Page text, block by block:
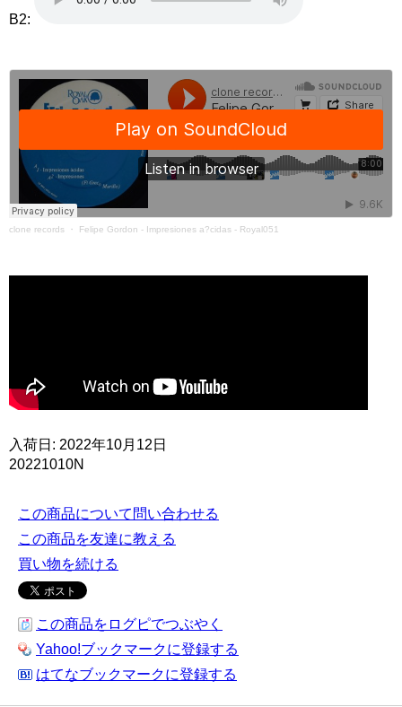
B2:
clone records ・ Felipe Gordon - Impresiones a?cidas - Royal051
入荷日: 2022年10月12日
20221010N
この商品について問い合わせる
この商品を友達に教える
買い物を続ける
この商品をログピでつぶやく
Yahoo!ブックマークに登録する
はてなブックマークに登録する